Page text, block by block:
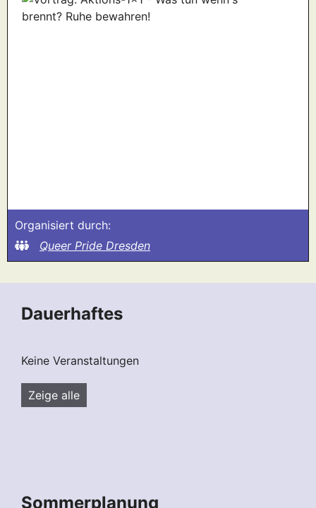
Organisiert durch:
Queer Pride Dresden
Dauerhaftes
Keine Veranstaltungen
Zeige alle
Sommerplanung